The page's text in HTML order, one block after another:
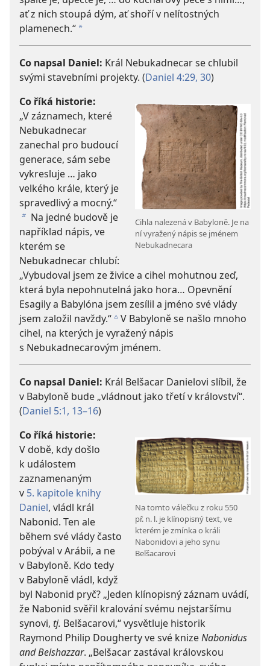
ať z nich stoupá dým, ať shoří v nelítostných
plamenech.“ a
Co napsal Daniel: Král Nebukadnecar se chlubil
svými stavebními projekty. (Daniel 4:29, 30)
Cihla nalezená v Babyloně. Je na
ní vyražený nápis se jménem
Nebukadnecara
Co říká historie:
„V záznamech, které
Nebukadnecar
zanechal pro budoucí
generace, sám sebe
vykresluje … jako
velkého krále, který je
spravedlivý a mocný.“
b Na jedné budově je
například nápis, ve
kterém se
Nebukadnecar chlubí:
„Vybudoval jsem ze živice a cihel mohutnou zeď,
která byla nepohnutelná jako hora… Opevnění
Esagily a Babylóna jsem zesílil a jméno své vlády
jsem založil navždy.“cV Babyloně se našlo mnoho
cihel, na kterých je vyražený nápis
s Nebukadnecarovým jménem.
Co napsal Daniel: Král Belšacar Danielovi slíbil, že
v Babyloně bude „vládnout jako třetí v království“.
(Daniel 5:1, 13–16)
Na tomto válečku z roku 550
př. n. l. je klínopisný text, ve
kterém je zmínka o králi
Nabonidovi a jeho synu
Belšacarovi
Co říká historie:
V době, kdy došlo
k událostem
zaznamenaným
v 5. kapitole knihy
Daniel, vládl král
Nabonid. Ten ale
během své vlády často
pobýval v Arábii, a ne
v Babyloně. Kdo tedy
v Babyloně vládl, když
byl Nabonid pryč? „Jeden klínopisný záznam uvádí,
že Nabonid svěřil kralování svému nejstaršímu
synovi, tj. Belšacarovi,“ vysvětluje historik
Raymond Philip Dougherty ve své knizeNabonidus
and Belshazzar. „Belšacar zastával královskou